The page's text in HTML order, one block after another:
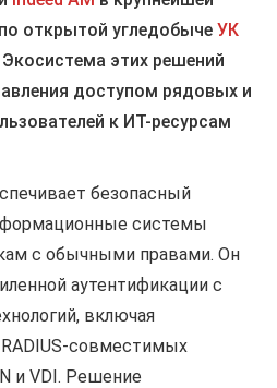
открытой угледобыче УК
Экосистема этих решений
доступом рядовых и
к ИТ-ресурсам
безопасный
системы
с обычными правами. Он
аутентификации с
включая
совместимых
и VDI. Решение